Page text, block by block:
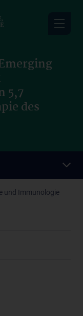
5,7
des
und Immunologie